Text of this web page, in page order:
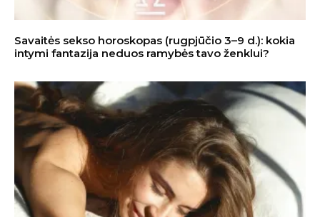
Savaitės sekso horoskopas (rugpjūčio 3–9 d.): kokia
intymi fantazija neduos ramybės tavo ženklui?